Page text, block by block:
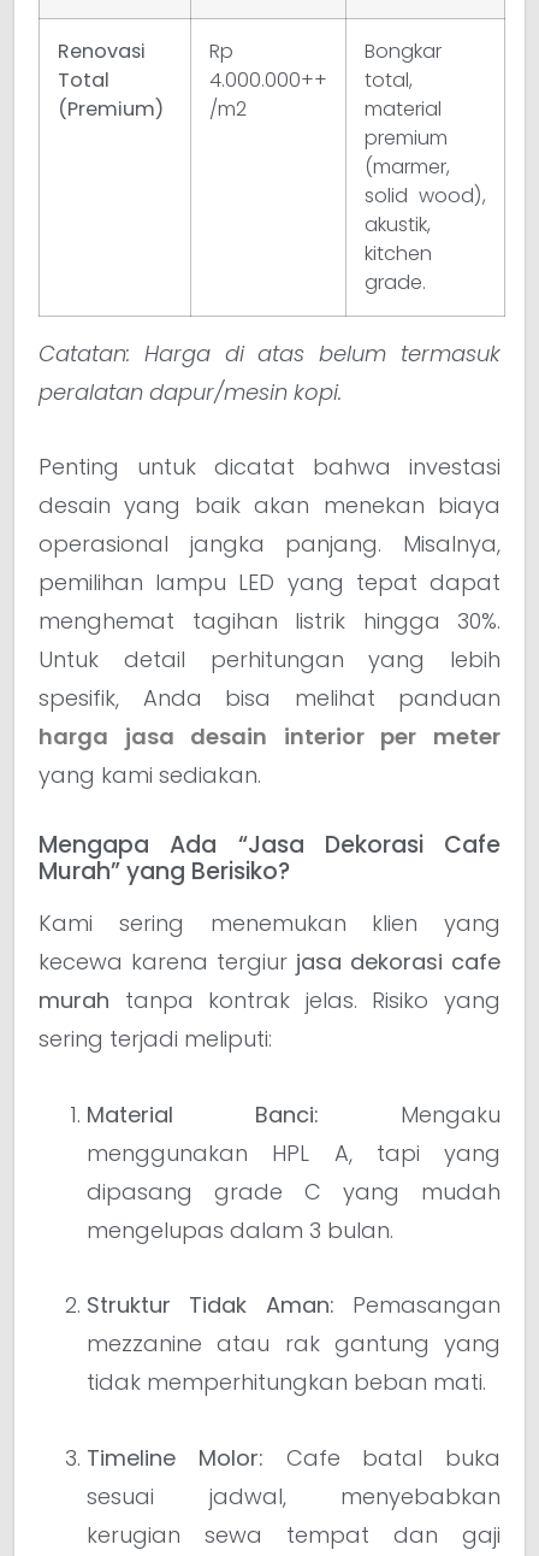
Renovasi
Total
(Premium)
Rp
4.000.000++
/m2
Bongkar
total,
material
premium
(marmer,
solid wood),
akustik,
kitchen
grade.
Catatan: Harga di atas belum termasuk
peralatan dapur/mesin kopi.
Penting untuk dicatat bahwa investasi
desain yang baik akan menekan biaya
operasional jangka panjang. Misalnya,
pemilihan lampu LED yang tepat dapat
menghemat tagihan listrik hingga 30%.
Untuk detail perhitungan yang lebih
spesifik, Anda bisa melihat panduan
harga jasa desain interior per meter
yang kami sediakan.
Mengapa Ada “Jasa Dekorasi Cafe
Murah” yang Berisiko?
Kami sering menemukan klien yang
kecewa karena tergiur jasa dekorasi cafe
murah tanpa kontrak jelas. Risiko yang
sering terjadi meliputi:
Material Banci: Mengaku
menggunakan HPL A, tapi yang
dipasang grade C yang mudah
mengelupas dalam 3 bulan.
Struktur Tidak Aman: Pemasangan
mezzanine atau rak gantung yang
tidak memperhitungkan beban mati.
Timeline Molor: Cafe batal buka
sesuai jadwal, menyebabkan
kerugian sewa tempat dan gaji